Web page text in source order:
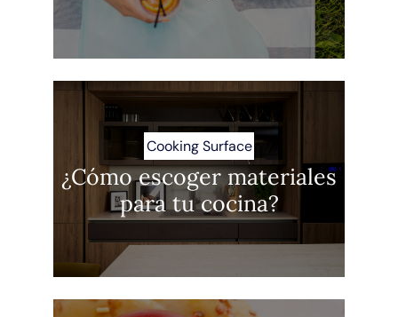
Cooking Surface
¿Cómo escoger materiales
para tu cocina?